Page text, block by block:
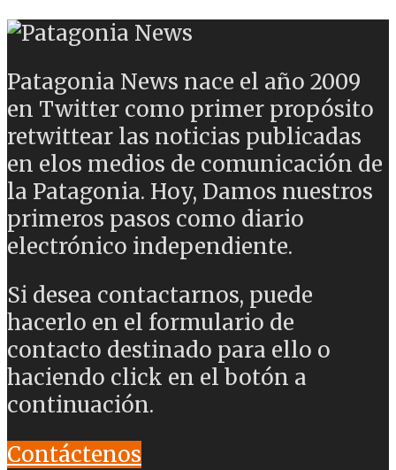
Patagonia News nace el año 2009
en Twitter como primer propósito
retwittear las noticias publicadas
en elos medios de comunicación de
la Patagonia. Hoy, Damos nuestros
primeros pasos como diario
electrónico independiente.
Si desea contactarnos, puede
hacerlo en el formulario de
contacto destinado para ello o
haciendo click en el botón a
continuación.
Contáctenos